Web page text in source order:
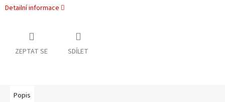
Detailní informace
ZEPTAT SE SDÍLET
Popis